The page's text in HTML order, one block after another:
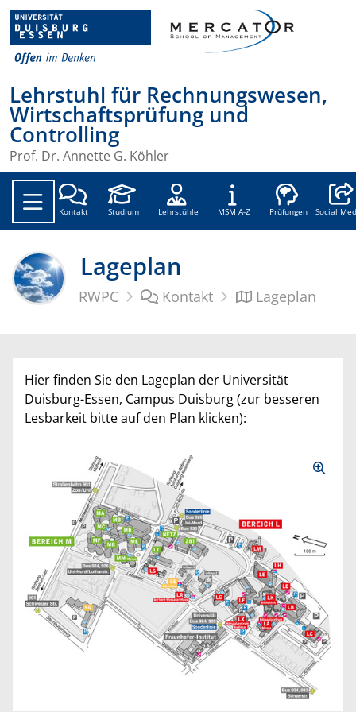
Lehrstuhl für Rechnungswesen,
Wirtschaftsprüfung und
Controlling
Prof. Dr. Annette G. Köhler
Kontakt Studium Lehrstühle MSM A-Z Prüfungen Social
Lageplan
RWPC Kontakt Lageplan
Hier finden Sie den Lageplan der Universität
Duisburg-Essen, Campus Duisburg (zur besseren
Lesbarkeit bitte auf den Plan klicken):